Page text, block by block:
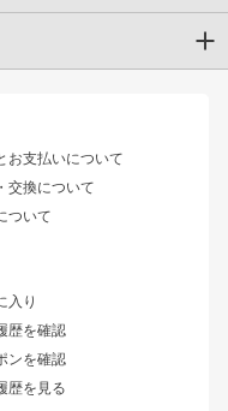
お支払いについて
交換について
ついて
入り
歴を確認
ンを確認
歴を見る
ト
ッツァ
ア
ングライン
クライン
ームライン